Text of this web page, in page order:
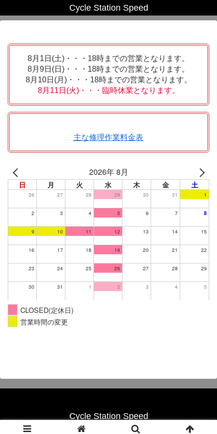
Cycle Station Speed
8月1日(土)・・・18時までの営業となります。
8月9日(日)・・・18時までの営業となります。
8月10日(月)・・・18時までの営業となります。
8月11日(火)・・・臨時休業となります。
主な修理作業料金表
2026年 8月
日 月 火 水 木 金 土
26 27 28 29 30 31 1
2 3 4 5 6 7 8
9 10 11 12 13 14 15
16 17 18 19 20 21 22
23 24 25 26 27 28 29
30 31 1 2 3 4 5
CLOSED(定休日)
営業時間の変更
Cycle Station Speed
© 2024 Cycle Station Speed.